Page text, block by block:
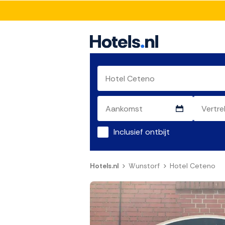
Inclusief ontbijt
Hotels.nl Wunstorf Hotel Ceteno